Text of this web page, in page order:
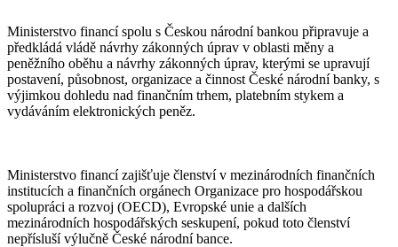
Ministerstvo financí spolu s Českou národní bankou připravuje a
předkládá vládě návrhy zákonných úprav v oblasti měny a
peněžního oběhu a návrhy zákonných úprav, kterými se upravují
postavení, působnost, organizace a činnost České národní banky, s
výjimkou dohledu nad finančním trhem, platebním stykem a
vydáváním elektronických peněz.
Ministerstvo financí zajišťuje členství v mezinárodních finančních
institucích a finančních orgánech Organizace pro hospodářskou
spolupráci a rozvoj (OECD), Evropské unie a dalších
mezinárodních hospodářských seskupení, pokud toto členství
nepřísluší výlučně České národní bance.